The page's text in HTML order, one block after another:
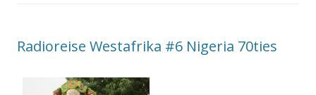
Radioreise Westafrika #6 Nigeria 70ties